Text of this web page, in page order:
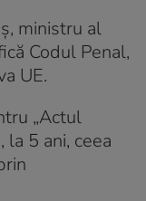
ministru al
Codul Penal,
UE.
„Actul
la 5 ani, ceea